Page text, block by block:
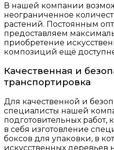
В нашей компании
неограниченное
растений. Постоянным
предоставляем
приобретение
композиций ещё
Качественная и
транспортировка
Для качественной и
специалисты нашей
подготовительных работ,
в себя изготовление
боксов для упаковки, в
искусственных деревьев